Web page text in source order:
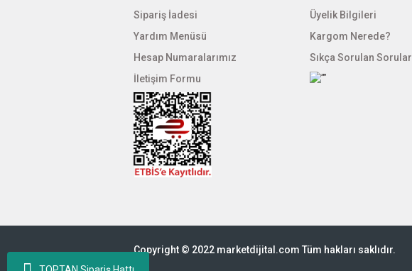
Sipariş İadesi
Yardım Menüsü
Hesap Numaralarımız
İletişim Formu
Üyelik Bilgileri
Kargom Nerede?
Sıkça Sorulan Sorular
Copyright © 2022 marketdijital.com Tüm hakları saklıdır.